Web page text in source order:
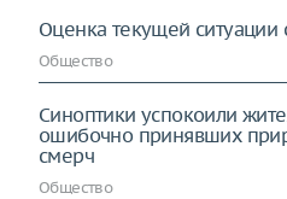
Оценка текущей ситуации
Общество
Синоптики успокоили
ошибочно принявших
смерч
Общество